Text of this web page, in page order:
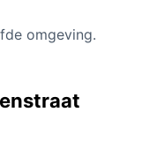
omgeving.